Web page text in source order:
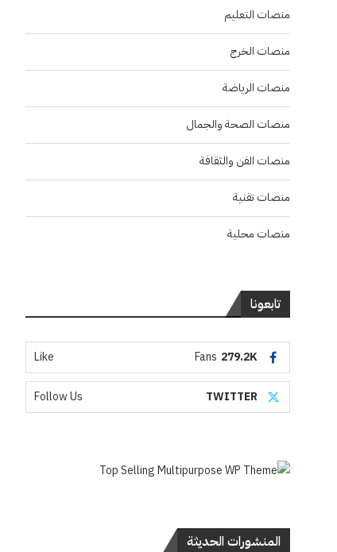
منصات التعليم
منصات الخرج
منصات الرياضة
منصات الصحة والجمال
منصات الفن والثقافة
منصات تقنية
منصات محلية
تابعونا
279.2K
Fans
Like
TWITTER
Follow Us
المنشورات الحديثة